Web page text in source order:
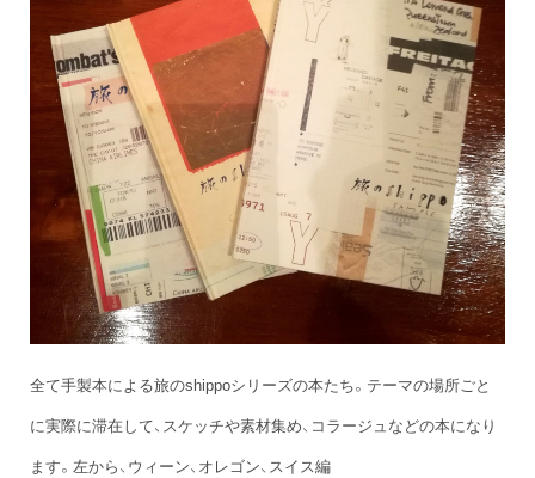
全て手製本による旅のshippoシリーズの本たち。テーマの場所ごと
に実際に滞在して、スケッチや素材集め、コラージュなどの本になり
ます。左から、ウィーン、オレゴン、スイス編